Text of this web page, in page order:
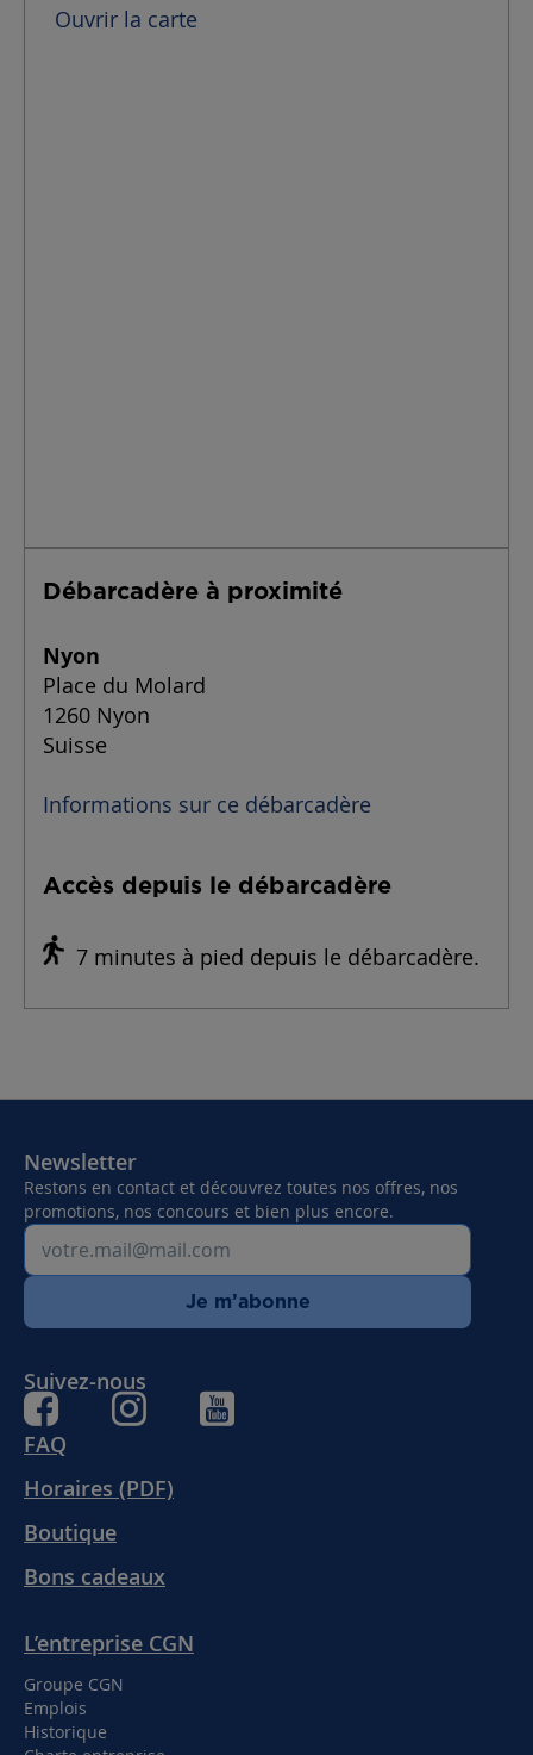
Ouvrir la carte
Débarcadère à proximité
Nyon
Place du Molard
1260 Nyon
Suisse
Informations sur ce débarcadère
Accès depuis le débarcadère
7 minutes à pied depuis le débarcadère.
FAQ
Horaires (PDF)
Boutique
Bons cadeaux
L’entreprise CGN
Groupe CGN
Emplois
Historique
Newsletter
Restons en contact et découvrez toutes nos offres, nos
promotions, nos concours et bien plus encore.
Je m’abonne
Suivez-nous